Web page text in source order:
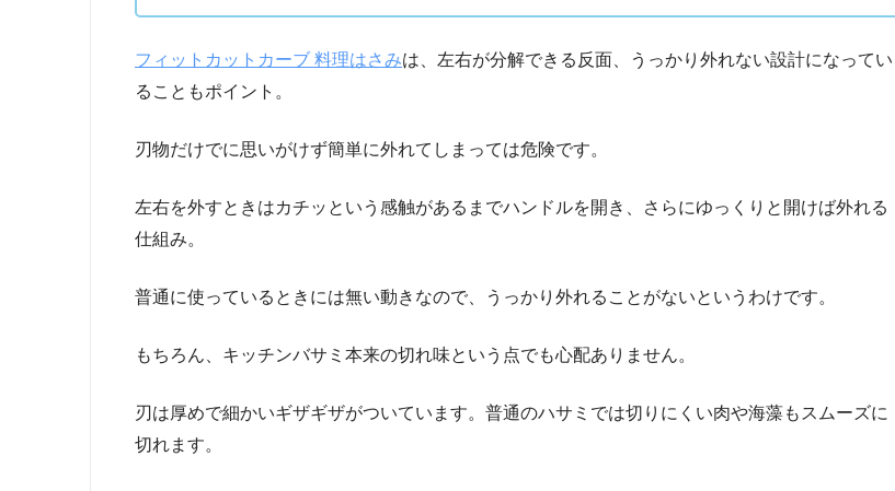
フィットカットカーブ 料理はさみは、左右が分解できる反面、うっかり外れない設計になってい
ることもポイント。
刃物だけでに思いがけず簡単に外れてしまっては危険です。
左右を外すときはカチッという感触があるまでハンドルを開き、さらにゆっくりと開けば外れる
仕組み。
普通に使っているときには無い動きなので、うっかり外れることがないというわけです。
もちろん、キッチンバサミ本来の切れ味という点でも心配ありません。
刃は厚めで細かいギザギザがついています。普通のハサミでは切りにくい肉や海藻もスムーズに
切れます。